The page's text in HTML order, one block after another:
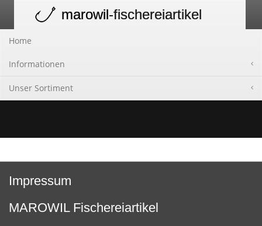
navigation
marowil-fischereiartikel
Home
Informationen
Unser Sortiment
Impressum
MAROWIL Fischereiartikel